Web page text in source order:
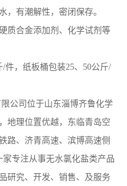
，有潮解性，密闭保存。
质合金添加剂、化学试剂等
件，纸板桶包装25、50公斤/
公司位于山东淄博齐鲁化学
地理位置优越，东临青岛空
路、济青高速、滨博高速侧
家专注从事无水氯化盐类产品
研究、开发、销售、及服务